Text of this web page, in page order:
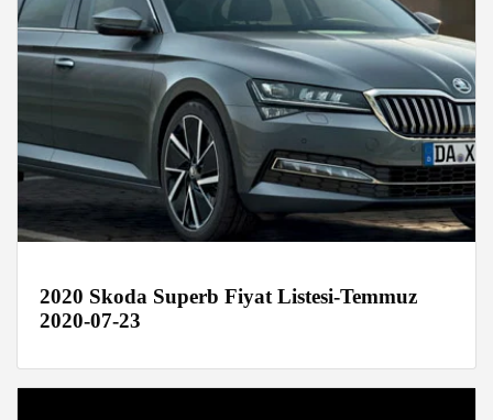
2020 Skoda Superb Fiyat Listesi-Temmuz
2020-07-23